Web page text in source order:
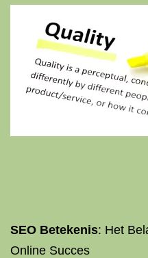
SEO Betekenis: Het
Online Succes